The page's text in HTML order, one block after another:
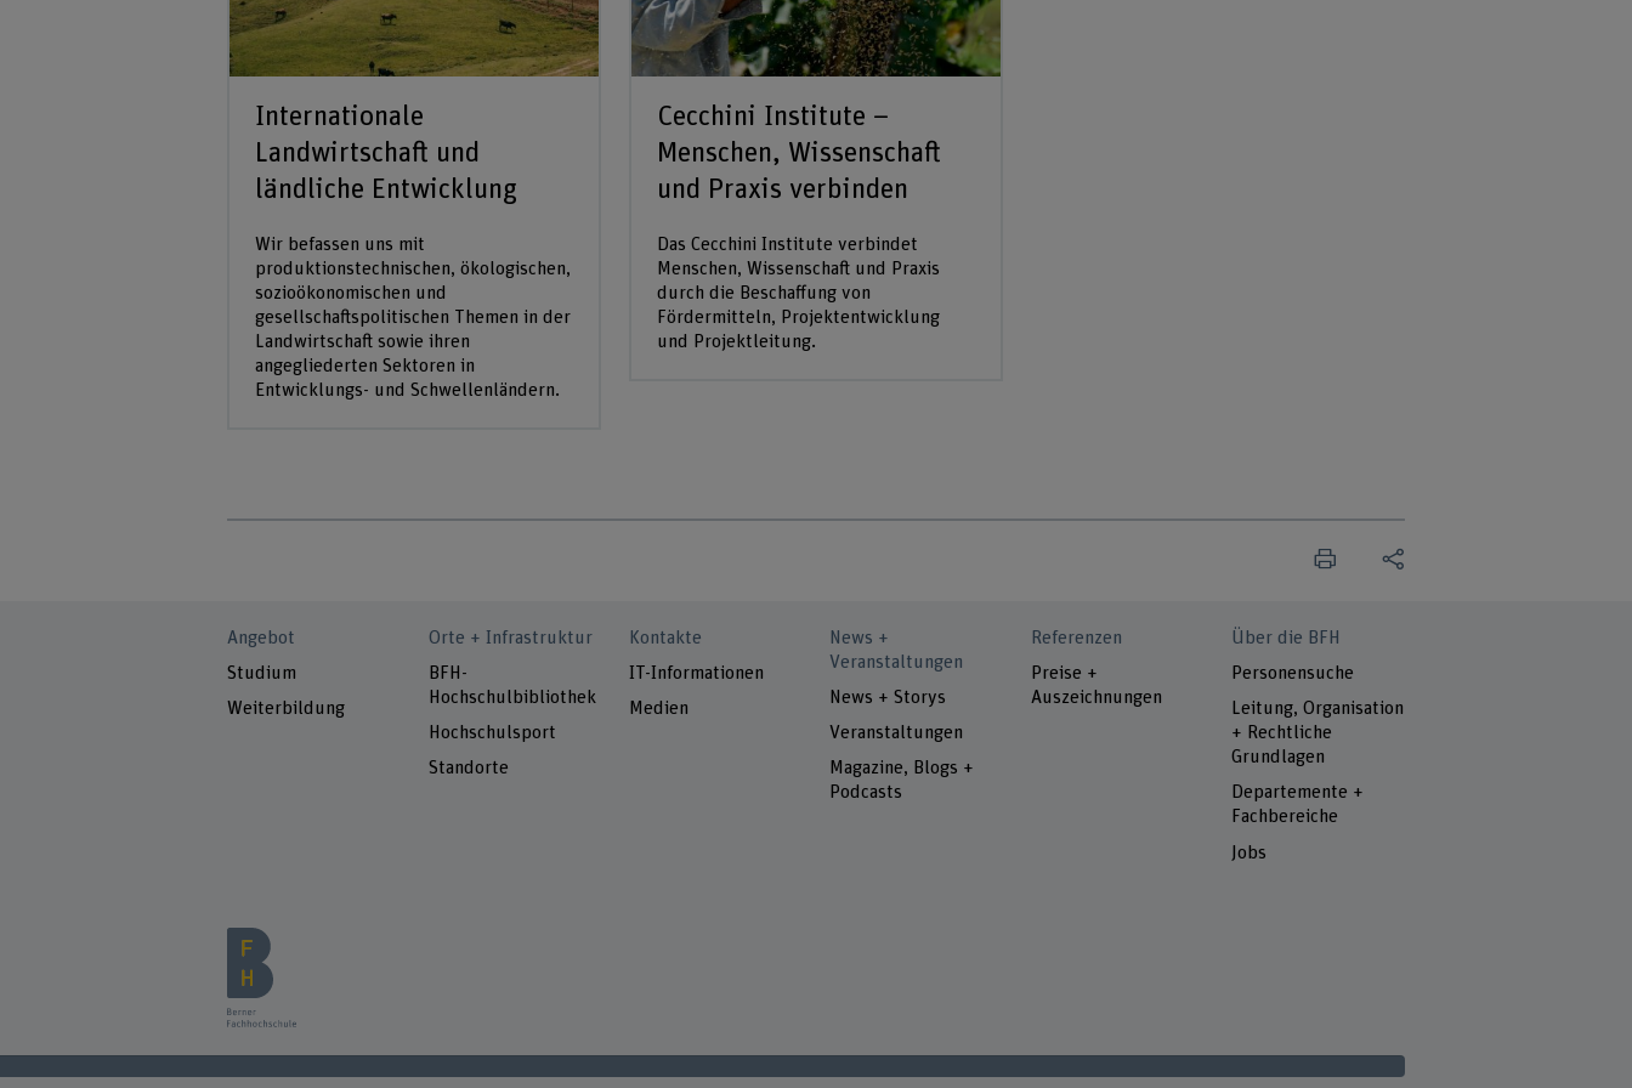
Internationale
Landwirtschaft und
ländliche Entwicklung
Wir befassen uns mit
produktionstechnischen, ökologischen,
sozioökonomischen und
gesellschaftspolitischen Themen in der
Landwirtschaft sowie ihren
angegliederten Sektoren in
Entwicklungs- und Schwellenländern.
Cecchini Institute –
Menschen, Wissenschaft
und Praxis verbinden
Das Cecchini Institute verbindet
Menschen, Wissenschaft und Praxis
durch die Beschaffung von
Fördermitteln, Projektentwicklung
und Projektleitung.
Angebot
Studium
Weiterbildung
Orte + Infrastruktur
BFH-
Hochschulbibliothek
Hochschulsport
Standorte
Kontakte
IT-Informationen
Medien
News +
Veranstaltungen
News + Storys
Veranstaltungen
Magazine, Blogs +
Podcasts
Referenzen
Preise +
Auszeichnungen
Über die BFH
Personensuche
Leitung, Organisation
+ Rechtliche
Grundlagen
Departemente +
Fachbereiche
Jobs